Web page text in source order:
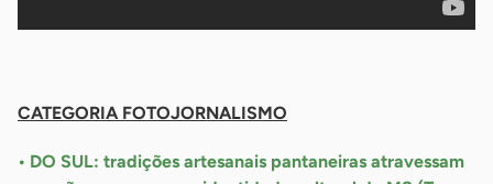
CATEGORIA FOTOJORNALISMO
• DO SUL: tradições artesanais pantaneiras atravessam